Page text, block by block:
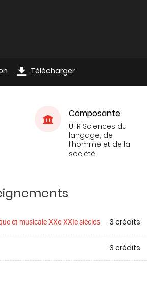
Télécharger
Composante
UFR Sciences du
langage, de
l'homme et de la
société
et musicale XXe-XXIe siècles 3 crédits
3 crédits